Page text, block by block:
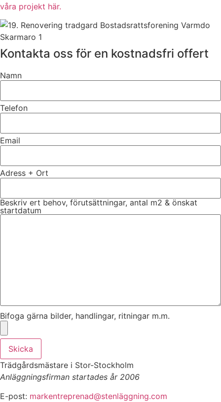
våra projekt här.
Kontakta oss för en kostnadsfri offert
Namn
Telefon
Email
Adress + Ort
Beskriv ert behov, förutsättningar, antal m2 & önskat
startdatum
Bifoga gärna bilder, handlingar, ritningar m.m.
Skicka
Trädgårdsmästare i Stor-Stockholm
Anläggningsfirman startades år 2006
E-post: markentreprenad@stenläggning.com